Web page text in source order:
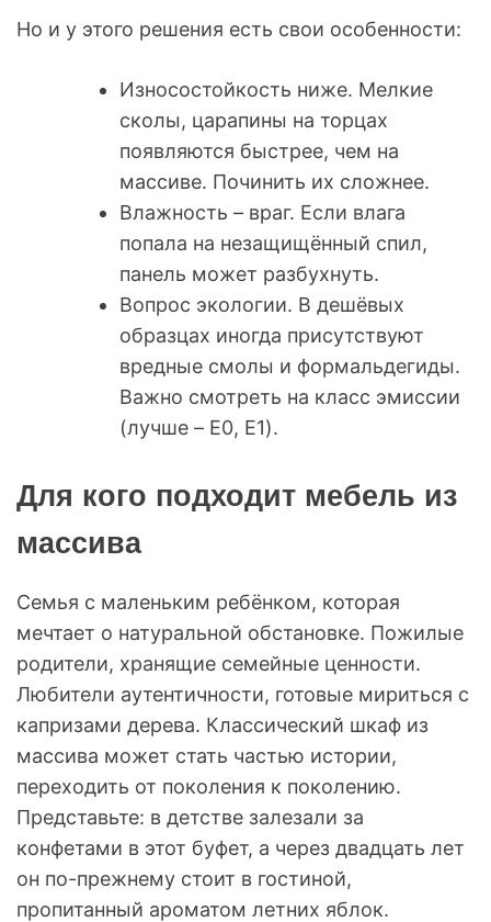
Но и у этого решения есть свои особенности:
Износостойкость ниже. Мелкие
сколы, царапины на торцах
появляются быстрее, чем на
массиве. Починить их сложнее.
Влажность – враг. Если влага
попала на незащищённый спил,
панель может разбухнуть.
Вопрос экологии. В дешёвых
образцах иногда присутствуют
вредные смолы и формальдегиды.
Важно смотреть на класс эмиссии
(лучше – E0, E1).
Для кого подходит мебель из
массива
Семья с маленьким ребёнком, которая
мечтает о натуральной обстановке. Пожилые
родители, хранящие семейные ценности.
Любители аутентичности, готовые мириться с
капризами дерева. Классический шкаф из
массива может стать частью истории,
переходить от поколения к поколению.
Представьте: в детстве залезали за
конфетами в этот буфет, а через двадцать лет
он по-прежнему стоит в гостиной,
пропитанный ароматом летних яблок.